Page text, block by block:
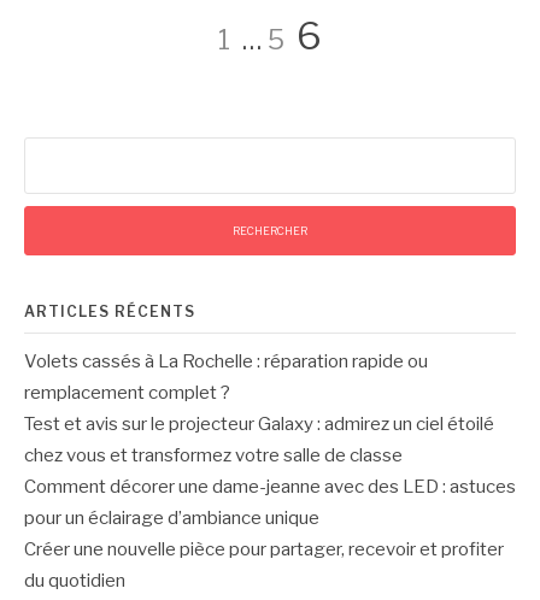
Pagination
des
publications
Page
1 … Page
5 Page
6
ARTICLES RÉCENTS
Volets cassés à La Rochelle : réparation rapide ou
remplacement complet ?
Test et avis sur le projecteur Galaxy : admirez un ciel étoilé
chez vous et transformez votre salle de classe
Comment décorer une dame-jeanne avec des LED : astuces
pour un éclairage d’ambiance unique
Créer une nouvelle pièce pour partager, recevoir et profiter
du quotidien